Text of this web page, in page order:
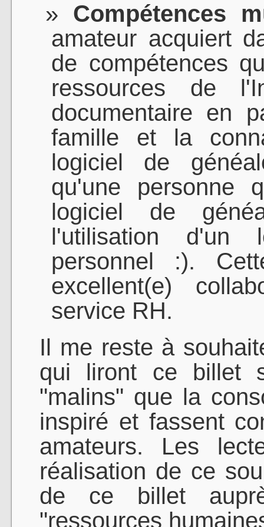
Compétences
amateur acquiert
de compétences
ressources de
documentaire en
famille et la
logiciel de
qu'une
logiciel de
l'utilisation
personnel :).
excellent(e)
service RH.
Il me reste à
qui liront ce billet
"malins" que la
inspiré et fassent
amateurs. Les
réalisation de ce
de ce billet
"ressources